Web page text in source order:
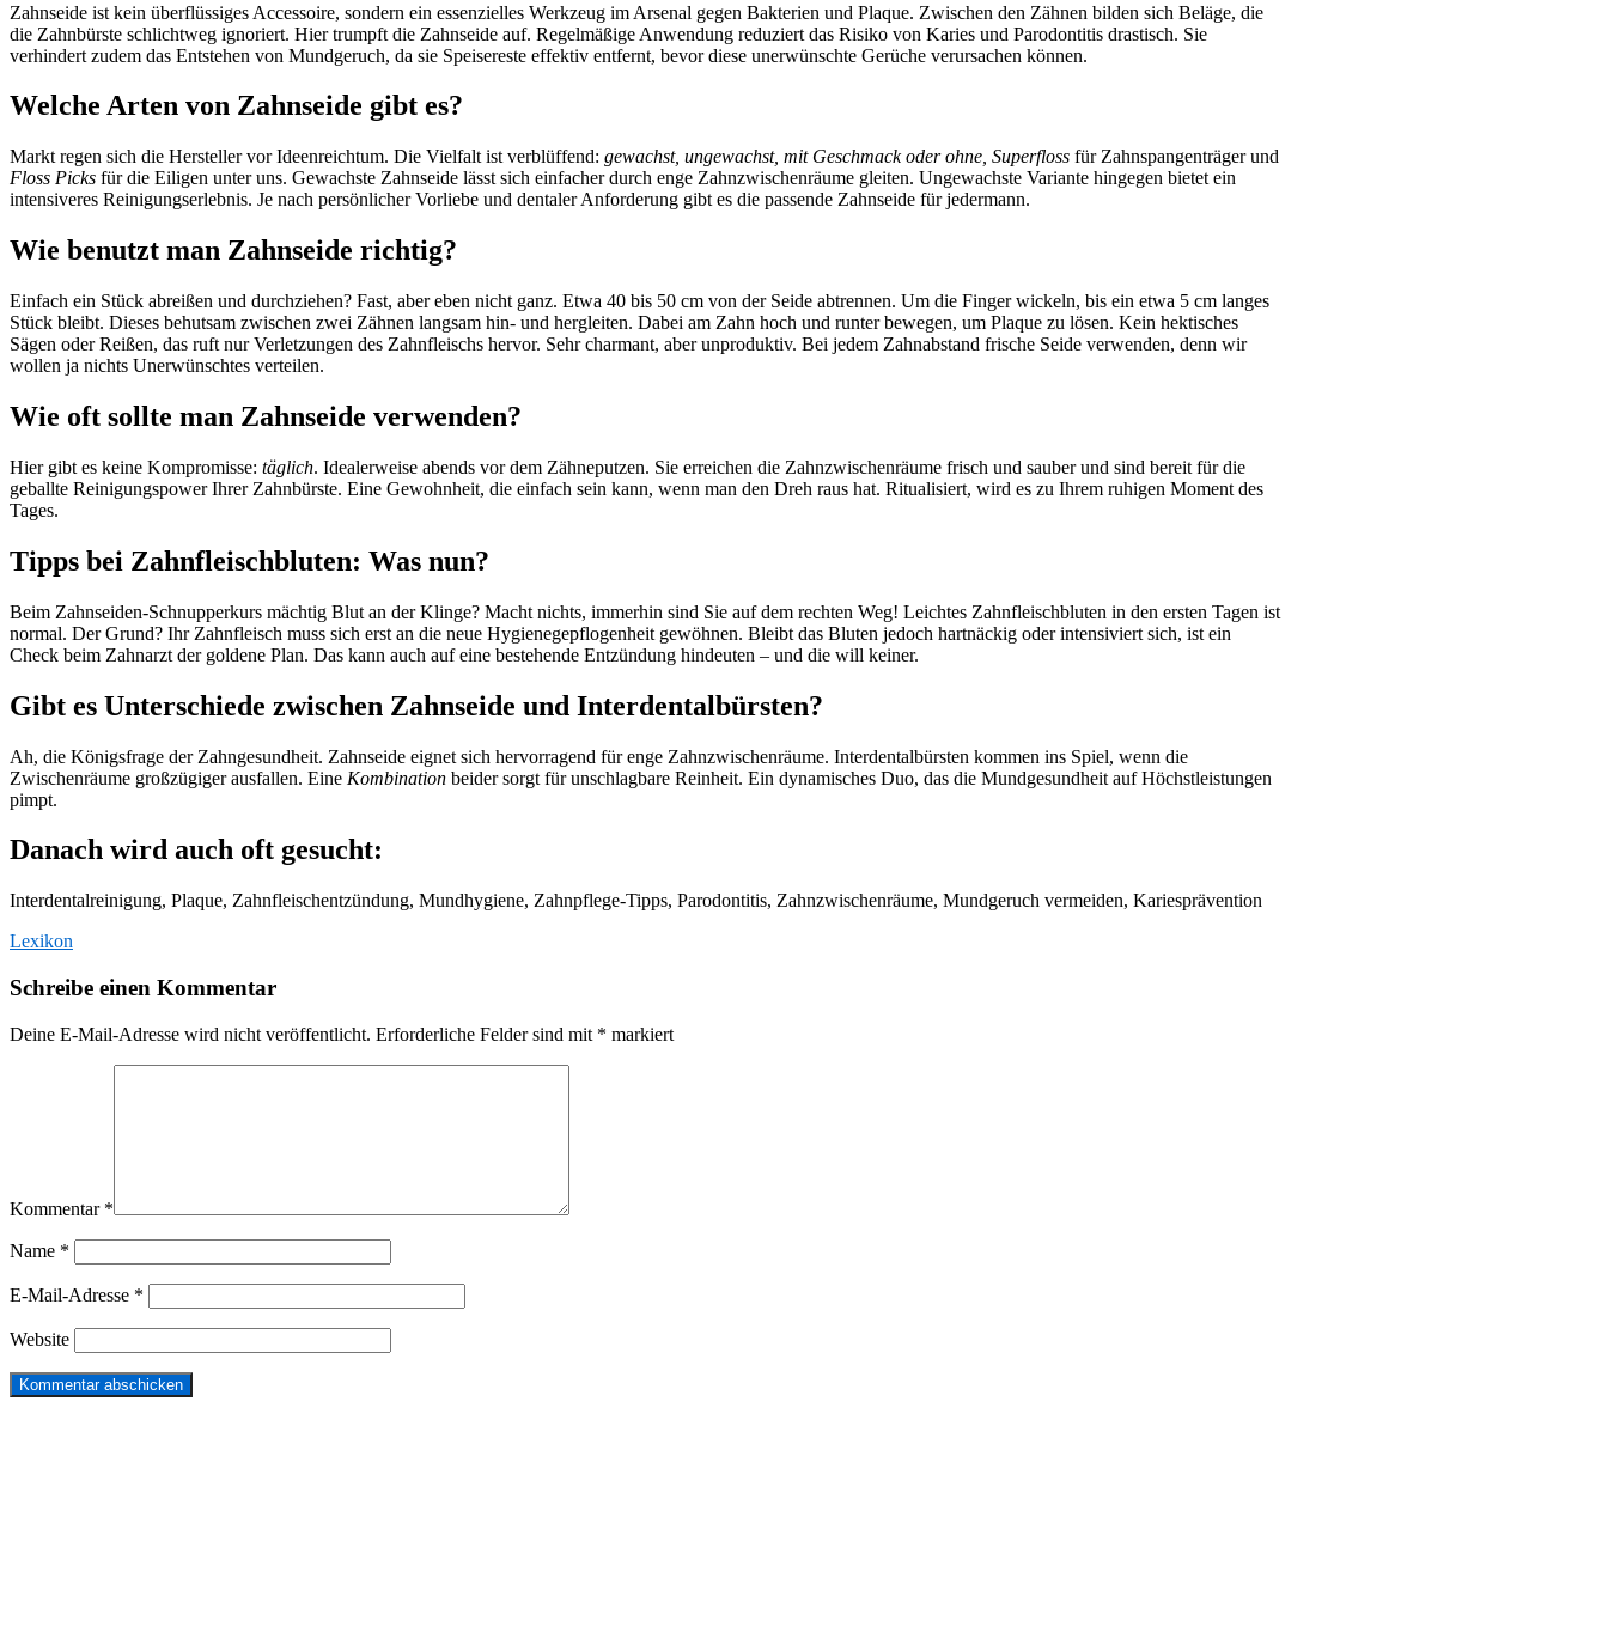
Zahnseide ist kein überflüssiges Accessoire, sondern ein essenzielles Werkzeug im Arsenal gegen Bakterien und Plaque. Zwischen den Zähnen bilden sich Beläge, die
die Zahnbürste schlichtweg ignoriert. Hier trumpft die Zahnseide auf. Regelmäßige Anwendung reduziert das Risiko von Karies und Parodontitis drastisch. Sie
verhindert zudem das Entstehen von Mundgeruch, da sie Speisereste effektiv entfernt, bevor diese unerwünschte Gerüche verursachen können.
Welche Arten von Zahnseide gibt es?
Markt regen sich die Hersteller vor Ideenreichtum. Die Vielfalt ist verblüffend: gewachst, ungewachst, mit Geschmack oder ohne, Superfloss für Zahnspangenträger und
Floss Picks für die Eiligen unter uns. Gewachste Zahnseide lässt sich einfacher durch enge Zahnzwischenräume gleiten. Ungewachste Variante hingegen bietet ein
intensiveres Reinigungserlebnis. Je nach persönlicher Vorliebe und dentaler Anforderung gibt es die passende Zahnseide für jedermann.
Wie benutzt man Zahnseide richtig?
Einfach ein Stück abreißen und durchziehen? Fast, aber eben nicht ganz. Etwa 40 bis 50 cm von der Seide abtrennen. Um die Finger wickeln, bis ein etwa 5 cm langes
Stück bleibt. Dieses behutsam zwischen zwei Zähnen langsam hin- und hergleiten. Dabei am Zahn hoch und runter bewegen, um Plaque zu lösen. Kein hektisches
Sägen oder Reißen, das ruft nur Verletzungen des Zahnfleischs hervor. Sehr charmant, aber unproduktiv. Bei jedem Zahnabstand frische Seide verwenden, denn wir
wollen ja nichts Unerwünschtes verteilen.
Wie oft sollte man Zahnseide verwenden?
Hier gibt es keine Kompromisse: täglich. Idealerweise abends vor dem Zähneputzen. Sie erreichen die Zahnzwischenräume frisch und sauber und sind bereit für die
geballte Reinigungspower Ihrer Zahnbürste. Eine Gewohnheit, die einfach sein kann, wenn man den Dreh raus hat. Ritualisiert, wird es zu Ihrem ruhigen Moment des
Tages.
Tipps bei Zahnfleischbluten: Was nun?
Beim Zahnseiden-Schnupperkurs mächtig Blut an der Klinge? Macht nichts, immerhin sind Sie auf dem rechten Weg! Leichtes Zahnfleischbluten in den ersten Tagen ist
normal. Der Grund? Ihr Zahnfleisch muss sich erst an die neue Hygienegepflogenheit gewöhnen. Bleibt das Bluten jedoch hartnäckig oder intensiviert sich, ist ein
Check beim Zahnarzt der goldene Plan. Das kann auch auf eine bestehende Entzündung hindeuten – und die will keiner.
Gibt es Unterschiede zwischen Zahnseide und Interdentalbürsten?
Ah, die Königsfrage der Zahngesundheit. Zahnseide eignet sich hervorragend für enge Zahnzwischenräume. Interdentalbürsten kommen ins Spiel, wenn die
Zwischenräume großzügiger ausfallen. Eine Kombination beider sorgt für unschlagbare Reinheit. Ein dynamisches Duo, das die Mundgesundheit auf Höchstleistungen
pimpt.
Danach wird auch oft gesucht:
Interdentalreinigung, Plaque, Zahnfleischentzündung, Mundhygiene, Zahnpflege-Tipps, Parodontitis, Zahnzwischenräume, Mundgeruch vermeiden, Kariesprävention
Lexikon
Schreibe einen Kommentar
Deine E-Mail-Adresse wird nicht veröffentlicht. Erforderliche Felder sind mit * markiert
Kommentar *
Name *
E-Mail-Adresse *
Website